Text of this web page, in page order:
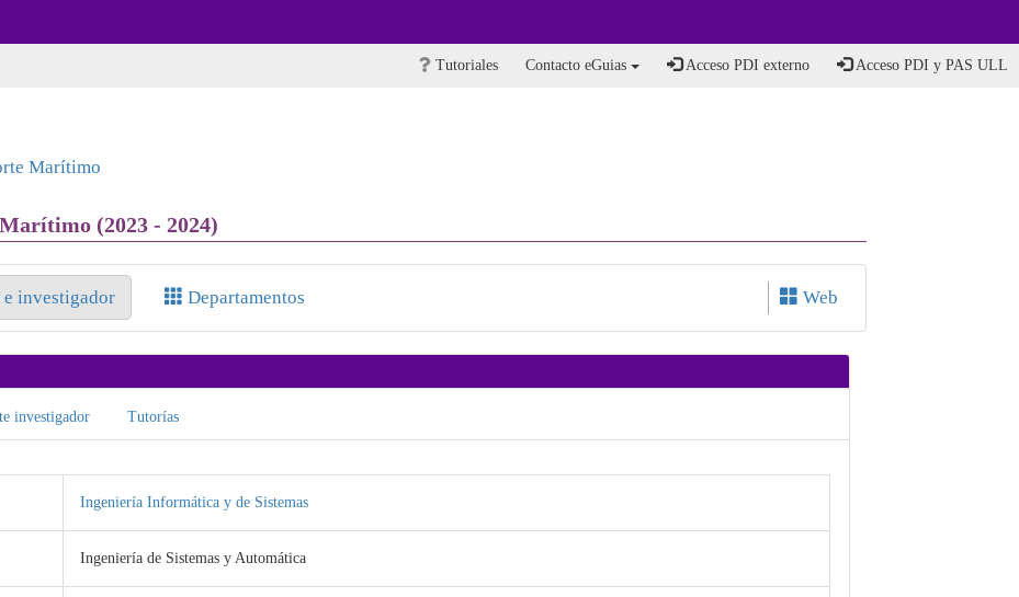
Tutoriales Contacto eGuias Acceso PDI externo Acceso PDI y PAS ULL
Marítimo
(2023 - 2024)
investigador Departamentos Web
investigador Tutorías
Ingeniería Informática y de Sistemas
Ingeniería de Sistemas y Automática